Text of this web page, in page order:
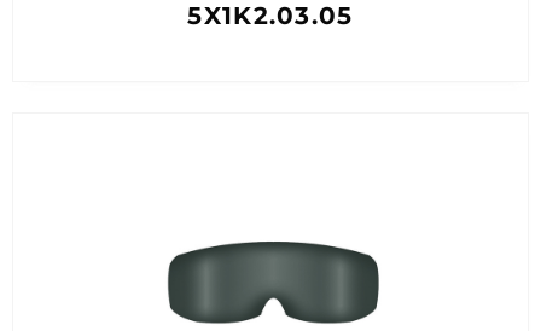
5X1K2.03.05